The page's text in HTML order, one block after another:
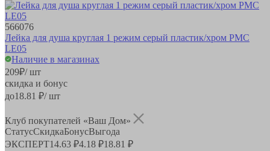
566076
Лейка для душа круглая 1 режим серый пластик/хром РМС
LE05
Наличие в магазинах
209₽/ шт
скидка и бонус
до18.81 ₽/ шт
Клуб покупателей «Ваш Дом»
СтатусСкидкаБонусВыгода
ЭКСПЕРТ14.63 ₽4.18 ₽18.81 ₽